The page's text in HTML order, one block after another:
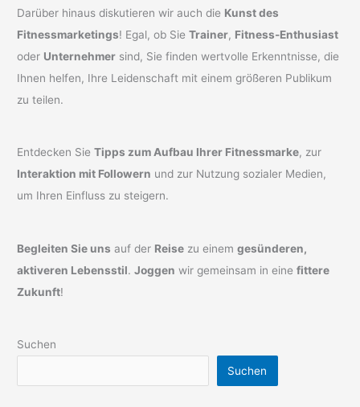
Darüber hinaus diskutieren wir auch die Kunst des
Fitnessmarketings! Egal, ob SieTrainer, Fitness-Enthusiast
oder Unternehmer sind, Sie finden wertvolle Erkenntnisse, die
Ihnen helfen, Ihre Leidenschaft mit einem größeren Publikum
zu teilen.
Entdecken SieTipps zum Aufbau Ihrer Fitnessmarke, zur
Interaktion mit Followern und zur Nutzung sozialer Medien,
um Ihren Einfluss zu steigern.
Begleiten Sie uns auf der Reise zu einemgesünderen,
aktiveren Lebensstil.Joggen wir gemeinsam in einefittere
Zukunft!
Suchen
Suchen